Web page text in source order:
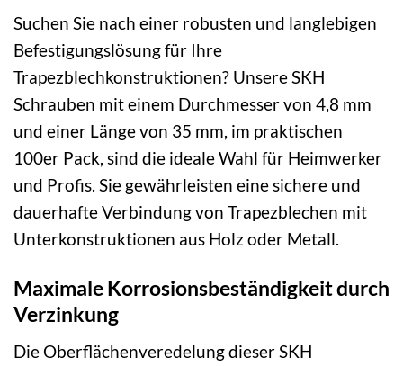
Suchen Sie nach einer robusten und langlebigen
Befestigungslösung für Ihre
Trapezblechkonstruktionen? Unsere SKH
Schrauben mit einem Durchmesser von 4,8 mm
und einer Länge von 35 mm, im praktischen
100er Pack, sind die ideale Wahl für Heimwerker
und Profis. Sie gewährleisten eine sichere und
dauerhafte Verbindung von Trapezblechen mit
Unterkonstruktionen aus Holz oder Metall.
Maximale Korrosionsbeständigkeit durch
Verzinkung
Die Oberflächenveredelung dieser SKH